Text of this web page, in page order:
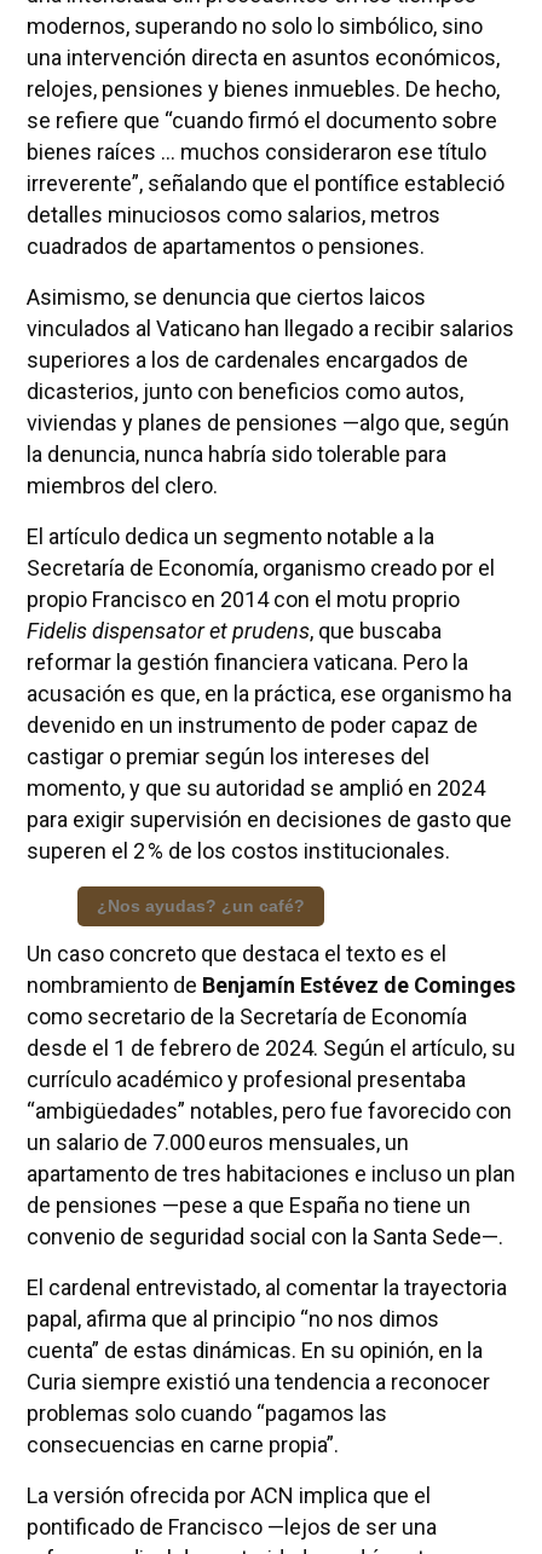
modernos, superando no solo lo simbólico, sino
una intervención directa en asuntos económicos,
relojes, pensiones y bienes inmuebles. De hecho,
se refiere que “cuando firmó el documento sobre
bienes raíces … muchos consideraron ese título
irreverente”, señalando que el pontífice estableció
detalles minuciosos como salarios, metros
cuadrados de apartamentos o pensiones.
Asimismo, se denuncia que ciertos laicos
vinculados al Vaticano han llegado a recibir salarios
superiores a los de cardenales encargados de
dicasterios, junto con beneficios como autos,
viviendas y planes de pensiones —algo que, según
la denuncia, nunca habría sido tolerable para
miembros del clero.
El artículo dedica un segmento notable a la
Secretaría de Economía, organismo creado por el
propio Francisco en 2014 con el motu proprio
Fidelis dispensator et prudens, que buscaba
reformar la gestión financiera vaticana. Pero la
acusación es que, en la práctica, ese organismo ha
devenido en un instrumento de poder capaz de
castigar o premiar según los intereses del
momento, y que su autoridad se amplió en 2024
para exigir supervisión en decisiones de gasto que
superen el 2 % de los costos institucionales.
¿Nos ayudas? ¿un café?
Un caso concreto que destaca el texto es el
nombramiento de Benjamín Estévez de Cominges
como secretario de la Secretaría de Economía
desde el 1 de febrero de 2024. Según el artículo, su
currículo académico y profesional presentaba
“ambigüedades” notables, pero fue favorecido con
un salario de 7.000 euros mensuales, un
apartamento de tres habitaciones e incluso un plan
de pensiones —pese a que España no tiene un
convenio de seguridad social con la Santa Sede—.
El cardenal entrevistado, al comentar la trayectoria
papal, afirma que al principio “no nos dimos
cuenta” de estas dinámicas. En su opinión, en la
Curia siempre existió una tendencia a reconocer
problemas solo cuando “pagamos las
consecuencias en carne propia”.
La versión ofrecida por ACN implica que el
pontificado de Francisco —lejos de ser una